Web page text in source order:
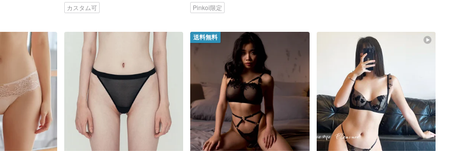
カスタム可 Pinkoi限定
送料無料